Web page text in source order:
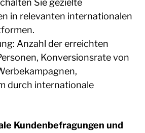
Sie gezielte
in relevanten internationalen
Anzahl der erreichten
Konversionsrate von
durch internationale
Kundenbefragungen und